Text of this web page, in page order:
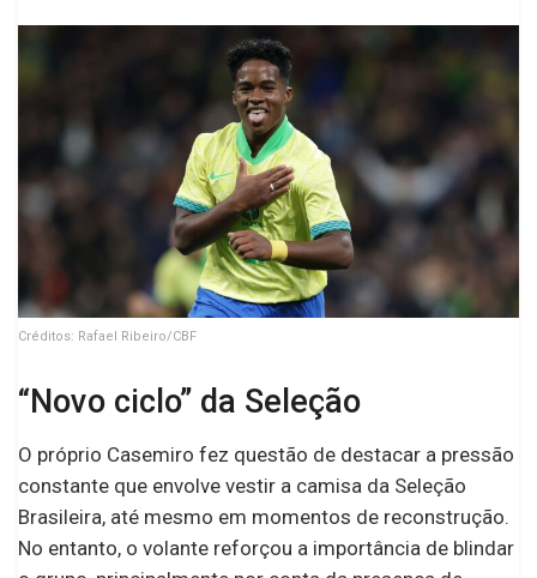
Créditos: Rafael Ribeiro/CBF
“Novo ciclo” da Seleção
O próprio Casemiro fez questão de destacar a pressão
constante que envolve vestir a camisa da Seleção
Brasileira, até mesmo em momentos de reconstrução.
No entanto, o volante reforçou a importância de blindar